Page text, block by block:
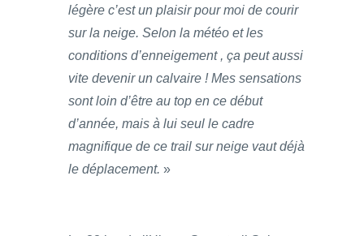
légère c’est un plaisir pour moi de courir
sur la neige. Selon la météo et les
conditions d’enneigement , ça peut aussi
vite devenir un calvaire ! Mes sensations
sont loin d’être au top en ce début
d’année, mais à lui seul le cadre
magnifique de ce trail sur neige vaut déjà
le déplacement. »